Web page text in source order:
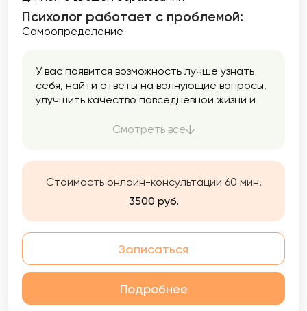
Психолог работает с проблемой:
Самоопределение
У вас появится возможность лучше узнать
себя, найти ответы на волнующие вопросы,
улучшить качество повседневной жизни и
Работаю в интегративном подходе, что
поведенческой терапии), Коучинга,
Психоанализа, Арт-терапию и гипноз.
Смотреть все
Стоимость онлайн-консультации 60 мин.
3500 руб.
Записаться
Подробнее